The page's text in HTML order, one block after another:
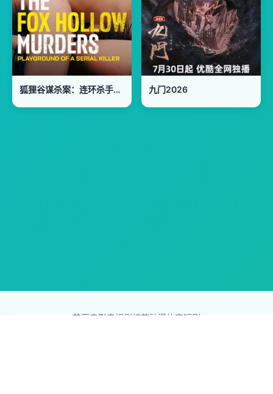
狐狸谷谋杀案：连环杀手的游乐场 九门2026
首页电影电视剧综艺动漫体育短剧